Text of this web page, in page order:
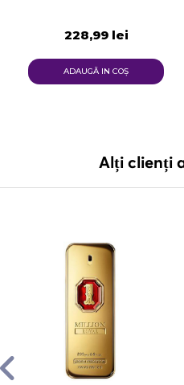
228,99 lei
ADAUGĂ IN COŞ
Alți clienți